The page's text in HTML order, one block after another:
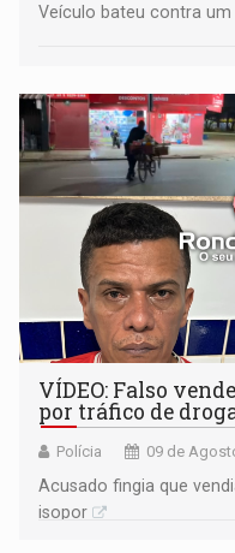
Veículo bateu contra
VÍDEO: Falso
por tráfico de
Polícia 09 de
Acusado fingia que
isopor